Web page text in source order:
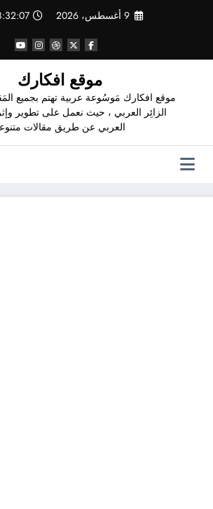
9 أغسطس، 2026 AM
موقع افكارك
موقع افكارك مَوسُوعة عربية تهتم بجميع
الزائِر العربي ، حيث نعمل على تطوير
العربي عن طريق مقالات